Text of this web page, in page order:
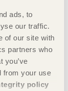
ads, to
our traffic.
of our site with
partners who
you’ve
from your use
policy